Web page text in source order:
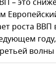
роста ВВП
волны